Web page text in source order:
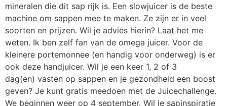
mineralen die dit sap rijk is. Een slowjuicer is de beste
machine om sappen mee te maken. Ze zijn er in veel
soorten en prijzen. Wil je advies hierin? Laat het me
weten. Ik ben zelf fan van de omega juicer. Voor de
kleinere portemonnee (en handig voor onderweg) is er
ook deze handjuicer. Wil je een keer 1, 2 of 3
dag(en) vasten op sappen en je gezondheid een boost
geven? Je kunt gratis meedoen met de Juicechallenge.
We beginnen weer op 4 september. Wil je sapinspiratie